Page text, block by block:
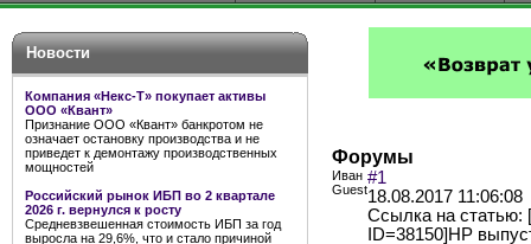
Новости
Компания «Некс-Т» покупает активы
ООО «Квант»
Признание ООО «Квант» банкротом не
означает остановку производства и не
приведет к демонтажу производственных
мощностей
Российский рынок ИБП во 2 квартале
2026 г. вернулся к росту
Средневзвешенная стоимость ИБП за год
выросла на 29,6%, что и стало причиной
Форумы
Иван
Guest
#1
18.08.2017 11:06:08
Ссылка на статью:
ID=38150]HP